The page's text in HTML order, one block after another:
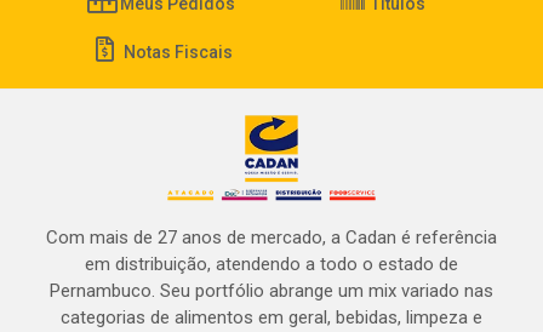
Notas Fiscais
Com mais de 27 anos de mercado, a Cadan é referência
em distribuição, atendendo a todo o estado de
Pernambuco. Seu portfólio abrange um mix variado nas
categorias de alimentos em geral, bebidas, limpeza e